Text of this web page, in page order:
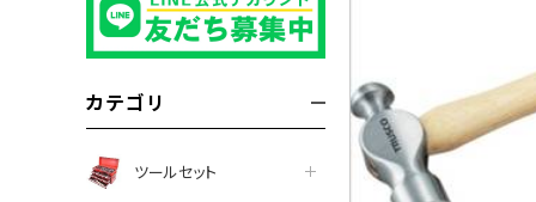
カテゴリ
ツールセット